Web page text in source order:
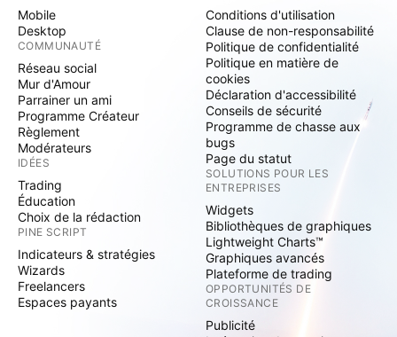
Mobile
Desktop
COMMUNAUTÉ
Réseau social
Mur d'Amour
Parrainer un ami
Programme Créateur
Règlement
Modérateurs
IDÉES
Trading
Éducation
Choix de la rédaction
PINE SCRIPT
Indicateurs & stratégies
Wizards
Freelancers
Espaces payants
Conditions d'utilisation
Clause de non-responsabilité
Politique de confidentialité
Politique en matière de
cookies
Déclaration d'accessibilité
Conseils de sécurité
Programme de chasse aux
bugs
Page du statut
SOLUTIONS POUR LES
ENTREPRISES
Widgets
Bibliothèques de graphiques
Lightweight Charts™
Graphiques avancés
Plateforme de trading
OPPORTUNITÉS DE
CROISSANCE
Publicité